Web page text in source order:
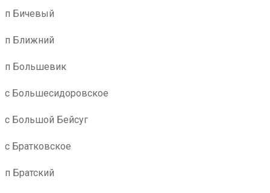
п Бичевый
п Ближний
п Большевик
с Большесидоровское
с Большой Бейсуг
с Братковское
п Братский